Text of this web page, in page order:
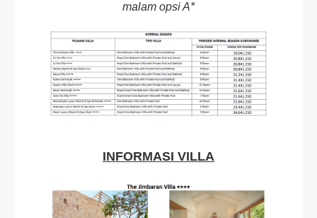
malam opsi A*
INFORMASI VILLA